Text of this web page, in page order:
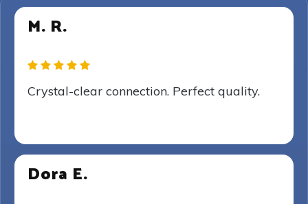
M. R.
Crystal-clear connection. Perfect quality.
Dora E.